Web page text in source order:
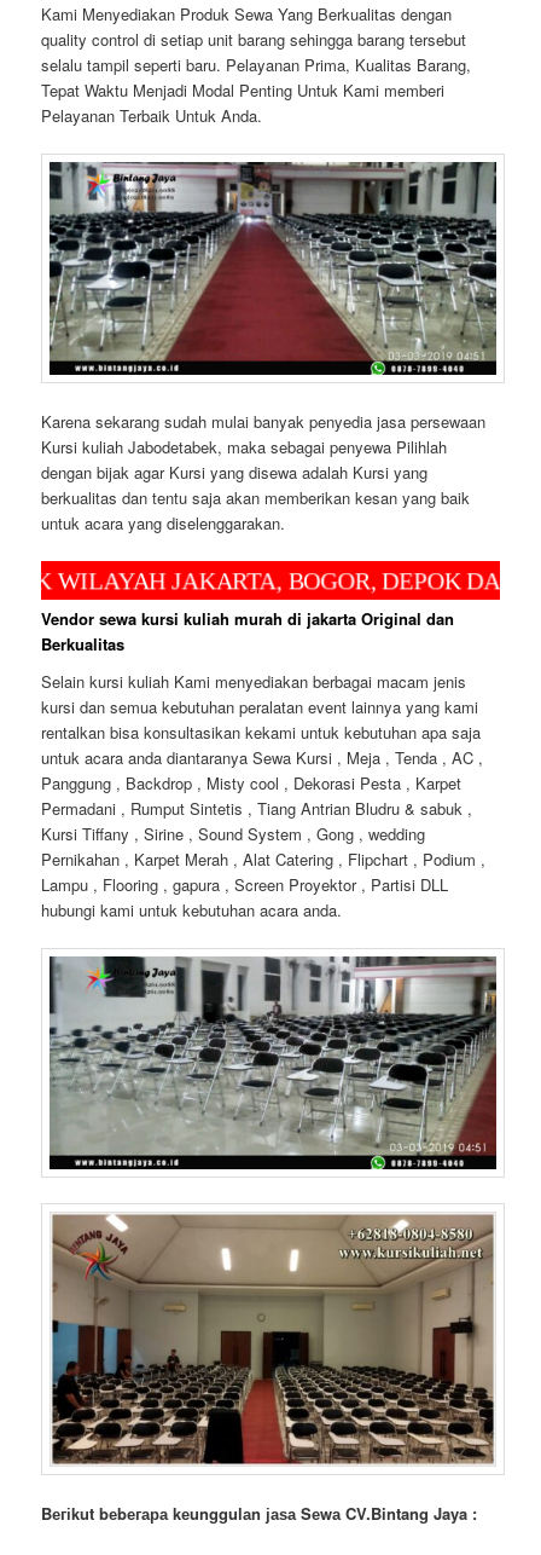
Kami Menyediakan Produk Sewa Yang Berkualitas dengan
quality control di setiap unit barang sehingga barang tersebut
selalu tampil seperti baru. Pelayanan Prima, Kualitas Barang,
Tepat Waktu Menjadi Modal Penting Untuk Kami memberi
Pelayanan Terbaik Untuk Anda.
Karena sekarang sudah mulai banyak penyedia jasa persewaan
Kursi kuliah Jabodetabek, maka sebagai penyewa Pilihlah
dengan bijak agar Kursi yang disewa adalah Kursi yang
berkualitas dan tentu saja akan memberikan kesan yang baik
untuk acara yang diselenggarakan.
JAKARTA, BOGOR, DEPOK DAN BEKASI
Vendor sewa kursi kuliah murah di jakarta Original dan
Berkualitas
Selain kursi kuliah Kami menyediakan berbagai macam jenis
kursi dan semua kebutuhan peralatan event lainnya yang kami
rentalkan bisa konsultasikan kekami untuk kebutuhan apa saja
untuk acara anda diantaranya Sewa Kursi , Meja , Tenda , AC ,
Panggung , Backdrop , Misty cool , Dekorasi Pesta , Karpet
Permadani , Rumput Sintetis , Tiang Antrian Bludru & sabuk ,
Kursi Tiffany , Sirine , Sound System , Gong , wedding
Pernikahan , Karpet Merah , Alat Catering , Flipchart , Podium ,
Lampu , Flooring , gapura , Screen Proyektor , Partisi DLL
hubungi kami untuk kebutuhan acara anda.
Bегіkut bеbегара kеungguӏаn јаѕа Sеwа CV.Bintang Jaya :